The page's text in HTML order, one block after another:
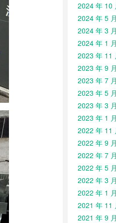
2024 年 10
2024 年 5 月
2024 年 3 月
2024 年 1 月
2023 年 11
2023 年 9 月
2023 年 7 月
2023 年 5 月
2023 年 3 月
2023 年 1 月
2022 年 11
2022 年 9 月
2022 年 7 月
2022 年 5 月
2022 年 3 月
2022 年 1 月
2021 年 11
2021 年 9 月